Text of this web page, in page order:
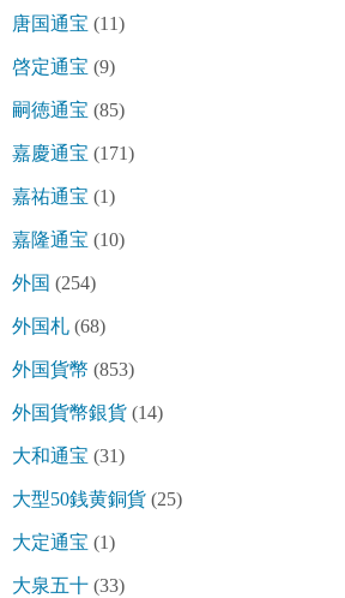
唐国通宝 (11)
啓定通宝 (9)
嗣徳通宝 (85)
嘉慶通宝 (171)
嘉祐通宝 (1)
嘉隆通宝 (10)
外国 (254)
外国札 (68)
外国貨幣 (853)
外国貨幣銀貨 (14)
大和通宝 (31)
大型50銭黄銅貨 (25)
大定通宝 (1)
大泉五十 (33)